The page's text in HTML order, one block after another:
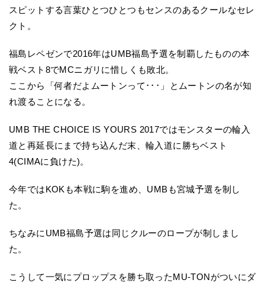
スピットする言葉ひとつひとつもセンスのあるクールなセレ
クト。
福島レペゼンで2016年はUMB福島予選を制覇したものの本
戦ベスト8でMCニガリに惜しくも敗北。
ここから「何者だよムートンって･･･」とムートンの名が知
れ渡ることになる。
UMB THE CHOICE IS YOURS 2017ではモンスターの輪入
道と再延長にまで持ち込んだ末、輪入道に勝ちベスト
4(CIMAに負けた)。
今年ではKOKも本戦に駒を進め、UMBも宮城予選を制し
た。
ちなみにUMB福島予選は同じクルーのロープが制しまし
た。
こうして一気にプロップスを勝ち取ったMU-TONがついにダ